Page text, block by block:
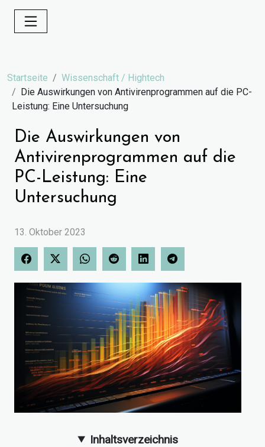
Startseite
Wissenschaft / Hightech
Die Auswirkungen von Antivirenprogrammen auf die PC-
Leistung: Eine Untersuchung
Die Auswirkungen von
Antivirenprogrammen auf die
PC-Leistung: Eine
Untersuchung
13. Oktober 2023
Inhaltsverzeichnis